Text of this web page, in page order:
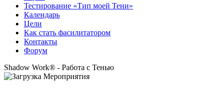
Тестирование «Тип моей Тени»
Календарь
Цели
Как стать фасилитатором
Контакты
Форум
Shadow Work® - Работа с Тенью